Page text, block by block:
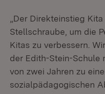
„Der Direkteinstieg
Stellschraube, um die
Kitas zu verbessern.
der Edith-Stein-Schule
von zwei Jahren zu
sozialpädagogischen